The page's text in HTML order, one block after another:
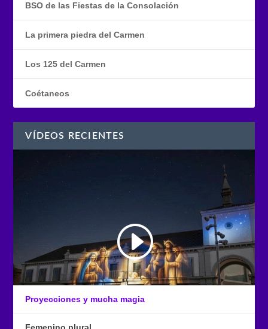
BSO de las Fiestas de la Consolación
La primera piedra del Carmen
Los 125 del Carmen
Coétaneos
VÍDEOS RECIENTES
Proyecciones y mucha magia